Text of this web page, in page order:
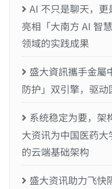
AI 不只是聊天，
亮相「大南方 AI 智
领域的实践成果
盛大資訊攜手金
防护」双引擎，驱
系统稳定为要，架
大资讯为中国医药
的云端基础架构
盛大资讯助力飞快